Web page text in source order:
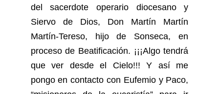
del sacerdote operario diocesano y
Siervo de Dios, Don Martín Martín
Martín-Tereso, hijo de Sonseca, en
proceso de Beatificación. ¡¡¡Algo tendrá
que ver desde el Cielo!!! Y así me
pongo en contacto con Eufemio y Paco,